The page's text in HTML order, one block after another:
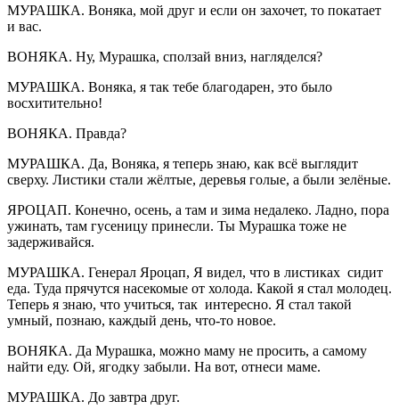
МУРАШКА. Воняка, мой друг и если он захочет, то покатает
и вас.
ВОНЯКА. Ну, Мурашка, сползай вниз, нагляделся?
МУРАШКА. Воняка, я так тебе благодарен, это было
восхитительно!
ВОНЯКА. Правда?
МУРАШКА. Да, Воняка, я теперь знаю, как всё выглядит
сверху. Листики стали жёлтые, деревья голые, а были зелёные.
ЯРОЦАП. Конечно, осень, а там и зима недалеко. Ладно, пора
ужинать, там гусеницу принесли. Ты Мурашка тоже не
задерживайся.
МУРАШКА. Генерал Яроцап, Я видел, что в листиках сидит
еда. Туда прячутся насекомые от холода. Какой я стал молодец.
Теперь я знаю, что учиться, так интересно. Я стал такой
умный, познаю, каждый день, что-то новое.
ВОНЯКА. Да Мурашка, можно маму не просить, а самому
найти еду. Ой, ягодку забыли. На вот, отнеси маме.
МУРАШКА. До завтра друг.